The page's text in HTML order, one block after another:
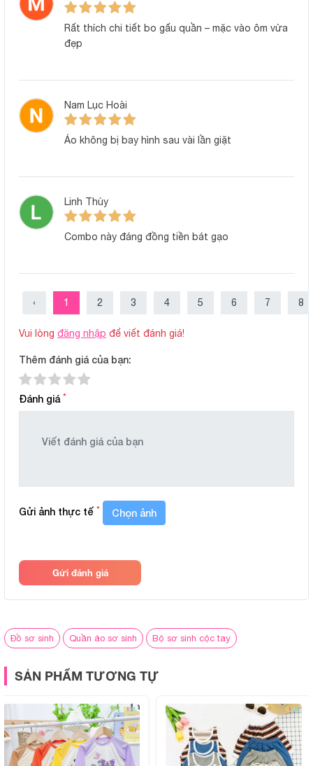
BẢNG THÔNG SỐ CHI TIẾT
Thiết kế :
Độ tuổi phù hợp: Trẻ từ 3 đến 24 tháng
màu
Đặc điểm nổi bật:
Mát mẻ, dễ mặc, màu trắng sạch
Giao hàng:
Giao toàn quốc, hỗ trợ tư vấn
Rất thích chi tiết bo gấu quần – mặc vào ôm vừa
đẹp
Nam Lục Hoài
Áo không bị bay hình sau vài lần giặt
Linh Thùy
Combo này đáng đồng tiền bát gạo
‹ 1 2 3 4 5 6 7 8
Vui lòng đăng nhập để viết đánh giá!
Thêm đánh giá của bạn:
Đánh giá *
Gửi ảnh thực tế * Chọn ảnh
Gửi đánh giá
Đồ sơ sinh Quần áo sơ sinh Bộ sơ sinh cộc tay
SẢN PHẨM TƯƠNG TỰ